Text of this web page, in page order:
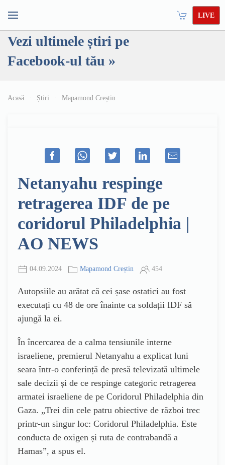
LIVE
Vezi ultimele știri pe
Facebook-ul tău »
Acasă Știri Mapamond Creștin
Netanyahu respinge
retragerea IDF de pe
coridorul Philadelphia |
AO NEWS
04.09.2024 Mapamond Creștin 454
Autopsiile au arătat că cei șase ostatici au fost
executați cu 48 de ore înainte ca soldații IDF să
ajungă la ei.
În încercarea de a calma tensiunile interne
israeliene, premierul Netanyahu a explicat luni
seara într-o conferință de presă televizată ultimele
sale decizii și de ce respinge categoric retragerea
armatei israeliene de pe Coridorul Philadelphia din
Gaza. „Trei din cele patru obiective de război trec
printr-un singur loc: Coridorul Philadelphia. Este
conducta de oxigen și ruta de contrabandă a
Hamas”, a spus el.